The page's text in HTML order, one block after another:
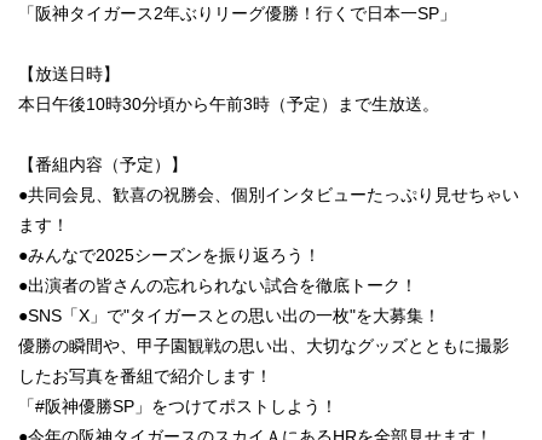
「阪神タイガース2年ぶりリーグ優勝！行くで日本一SP」
【放送日時】
本日午後10時30分頃から午前3時（予定）まで生放送。
【番組内容（予定）】
●共同会見、歓喜の祝勝会、個別インタビューたっぷり見せちゃい
ます！
●みんなで2025シーズンを振り返ろう！
●出演者の皆さんの忘れられない試合を徹底トーク！
●SNS「X」で"タイガースとの思い出の一枚"を大募集！
優勝の瞬間や、甲子園観戦の思い出、大切なグッズとともに撮影
したお写真を番組で紹介します！
「#阪神優勝SP」をつけてポストしよう！